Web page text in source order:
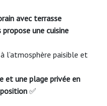
avec terrasse
une cuisine
l’atmosphère paisible et
et une plage privée en
✅